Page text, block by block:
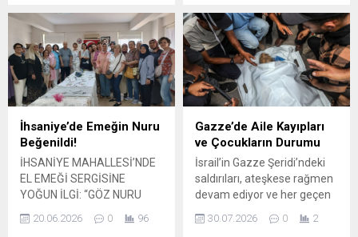
Topluluk Forumu), Bursa
Büyükşehir Belediyesi’nin
dijital şehircilik uygulamaları
sonucunda daha önceden
‘Smart21 Communities of
2025’ listesine seçtiği
Bursa’yı bu kez ‘Top7
Intelligent Communities’
listesine seçerek dünyanın
en akıllı 7 kentinden biri
olarak gösterdi. Bursa’da
teknolojinin...
YENİLEME ÇALIŞMALARINI
HIZLA SÜRDÜRÜYOR.
Bursa’nın altyapı ve
üstyapısını güçlendirmek ve
yaşam kalitesini yükseltmek
hedefiyle çalışmalarını
sürdüren Büyükşehir
Belediyesi, Karacabey’e
bağlı Eskikaraağaç
Mahallesi’nde asfaltlama
işlemlerine aralıksız devam
ediyor. Bursa Büyükşehir
Belediyesi Ulaşım Dairesi
İhsaniye’de Emeğin Nuru
Beğenildi!
İHSANİYE MAHALLESİ’NDE
EL EMEĞİ SERGİSİNE
YOĞUN İLGİ: “GÖZ NURU
ESERLER BÜYÜLEDİ”
Bursa’nın Nilüfer ilçesine
20.06.2026 0 96
Gazze’de Aile Kayıpları
ve Çocukların Durumu
İsrail’in Gazze Şeridi’ndeki
saldırıları, ateşkese rağmen
devam ediyor ve her geçen
gün yeni veriler ortaya
çıkmaya devam ediyor.
30.07.2026 0 2